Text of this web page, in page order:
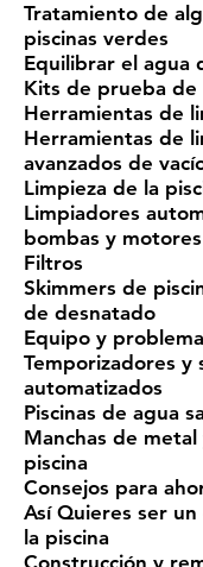
Tratamiento de
piscinas verdes
Equilibrar el agua
Kits de prueba de
Herramientas de
Herramientas de
avanzados de
Limpieza de la
Limpiadores
bombas y motores
Filtros
Skimmers de
de desnatado
Equipo y
Temporizadores y
automatizados
Piscinas de agua
Manchas de
piscina
Consejos para
Así Quieres ser
la piscina
Construcción y